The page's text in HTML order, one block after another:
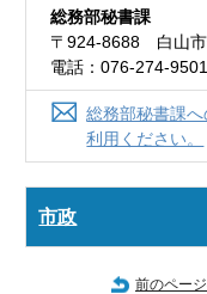
総務部秘書課
〒924-8688 白山市
電話：076-274-
総務部秘書課
利用ください。
市政
前のペー